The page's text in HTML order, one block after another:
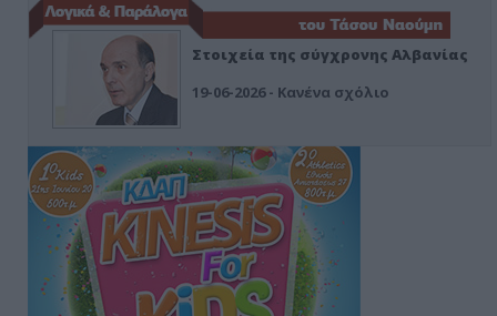
Στοιχεία της σύγχρονης Αλβανίας
19-06-2026 - Κανένα σχόλιο